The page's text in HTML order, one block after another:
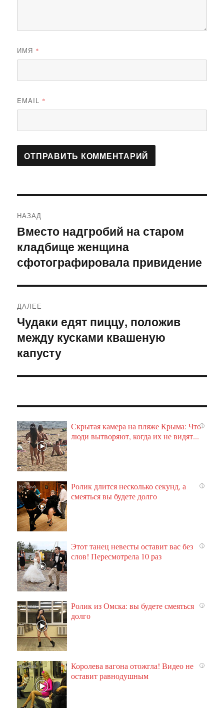
ИМЯ *
EMAIL *
по
записям
НАЗАД
Предыдущая
запись:
Вместо надгробий на старом
кладбище женщина
сфотографировала привидение
ДАЛЕЕ
Следующая
запись:
Чудаки едят пиццу, положив
между кусками квашеную
капусту
i
Скрытая камера на пляже Крыма: Что
люди вытворяют, когда их не видят...
i
Ролик длится несколько секунд, а
смеяться вы будете долго
i
Этот танец невесты оставит вас без
слов! Пересмотрела 10 раз
i
Ролик из Омска: вы будете смеяться
долго
i
Королева вагона отожгла! Видео не
оставит равнодушным